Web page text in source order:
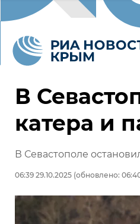
В
катера и
В Севастополе
06:39 29.10.2025 (обновлено: